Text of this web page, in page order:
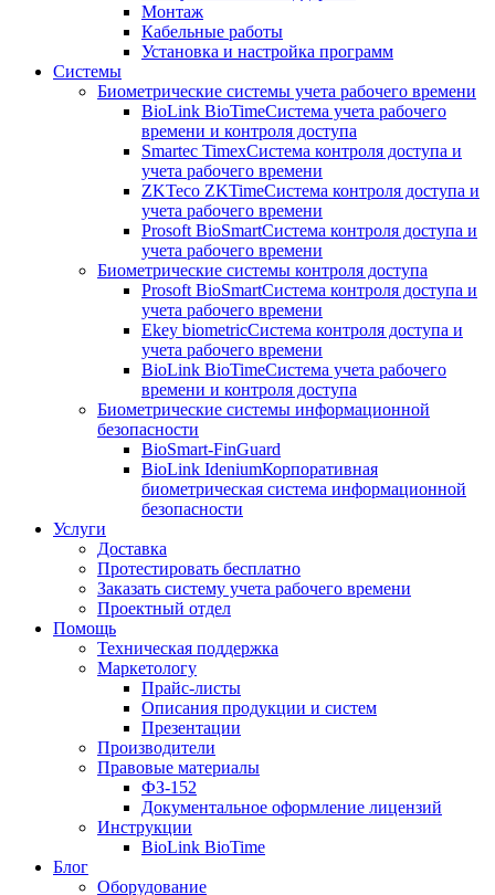
Монтаж
Кабельные работы
Установка и настройка программ
Системы
Биометрические системы учета рабочего времени
BioLink BioTimeСистема учета рабочего
времени и контроля доступа
Smartec TimexСистема контроля доступа и
учета рабочего времени
ZKTeco ZKTimeСистема контроля доступа и
учета рабочего времени
Prosoft BioSmartСистема контроля доступа и
учета рабочего времени
Биометрические системы контроля доступа
Prosoft BioSmartСистема контроля доступа и
учета рабочего времени
Ekey biometricСистема контроля доступа и
учета рабочего времени
BioLink BioTimeСистема учета рабочего
времени и контроля доступа
Биометрические системы информационной
безопасности
BioSmart-FinGuard
BioLink IdeniumКорпоративная
биометрическая система информационной
безопасности
Услуги
Доставка
Протестировать бесплатно
Заказать систему учета рабочего времени
Проектный отдел
Помощь
Техническая поддержка
Маркетологу
Прайс-листы
Описания продукции и систем
Презентации
Производители
Правовые материалы
ФЗ-152
Документальное оформление лицензий
Инструкции
BioLink BioTime
Блог
Оборудование